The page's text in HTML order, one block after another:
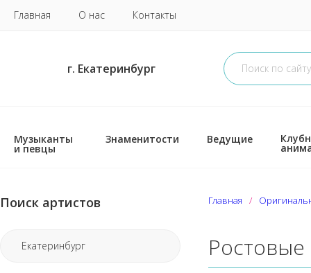
Главная О нас Контакты
г. Екатеринбург
Музыканты
и певцы
Знаменитости Ведущие
Поиск артистов
Екатеринбург
Главная
Ростовые